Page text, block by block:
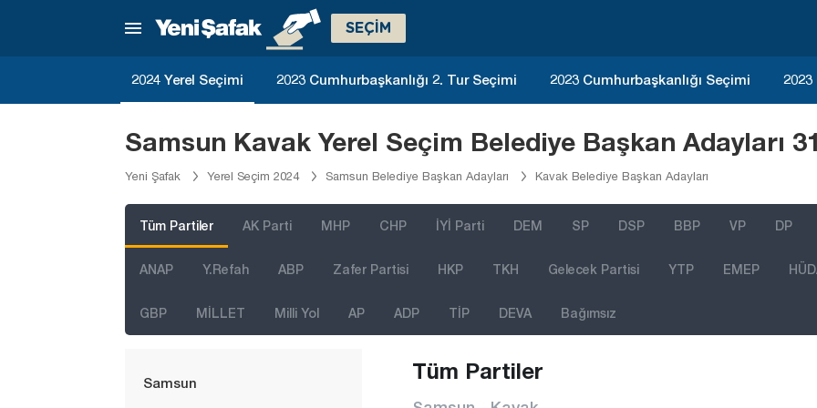
SEÇİM
2024 Yerel Seçimi 2023 Cumhurbaşkanlığı 2. Tur Seçimi 2023 Cumhurbaşkanlığı Seçimi
Samsun Kavak Yerel Seçim Belediye Başkan Adayları
Yeni Şafak Yerel Seçim 2024 Samsun Belediye Başkan Adayları Kavak Belediye Başkan Adayları
Tüm Partiler AK Parti MHP CHP İYİ Parti DEM SP DSP BBP VP DP
ANAP Y.Refah ABP Zafer Partisi HKP TKH Gelecek Partisi YTP EMEP
GBP MİLLET Milli Yol AP ADP TİP DEVA Bağımsız
Manisa
Niğde
Rize
Samsun
Tüm Partiler